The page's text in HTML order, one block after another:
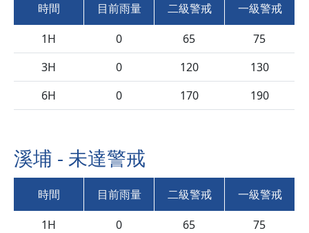
時間 目前雨量 二級警戒
一級警戒
1H
0 65
75
3H
0 120
130
6H
0 170 190
溪埔 - 未達警戒
時間 目前雨量 二級警戒
一級警戒
1H
0 65
75